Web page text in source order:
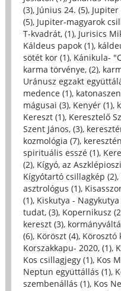
(3), Június 24. (5), Jupiter
(5), Jupiter-magyarok
T-kvadrát, (1), Jurisics
Káldeus papok (1),
sötét kor (1), Kánikula-
karma törvénye, (2),
Uránusz egzakt
medence (1),
mágusai (3), Kenyér (1),
Kereszt (1), Keresztelő
Szent János, (3),
kozmológia (7),
spirituális esszé (1),
(2), Kígyó, az
Kígyótartó csillagkép (2),
asztrológus (1),
(1), Kiskutya -
tudat, (3), Kopernikusz
kereszt (3),
(6), Köröszt (4), Körosztó
Korszakkapu- 2020, (1),
Kos csillagjegy (1), Kos
Neptun együttállás (1),
szembenállás (1), Kos